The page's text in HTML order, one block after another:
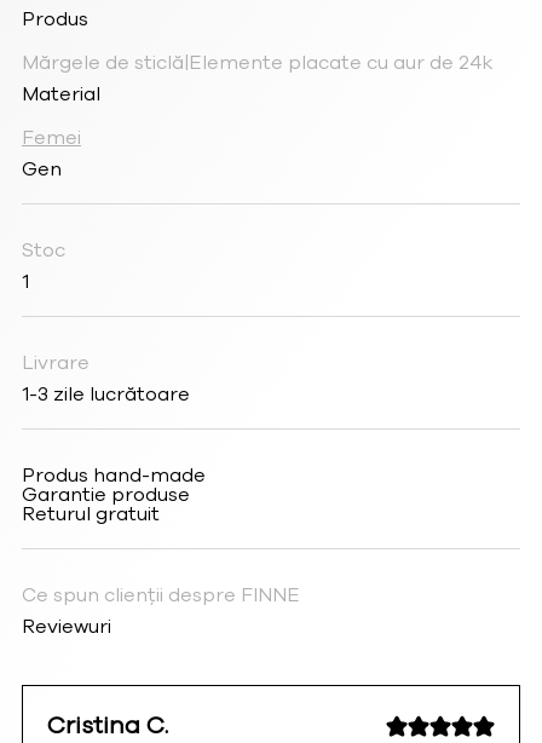
Produs
Mărgele de sticlă|Elemente placate cu aur de 24k
Material
Femei
Gen
Stoc
1
Livrare
1-3 zile lucrătoare
Produs hand-made
Garantie produse
Returul gratuit
Ce spun clienții despre FINNE
Reviewuri
Cristina C.